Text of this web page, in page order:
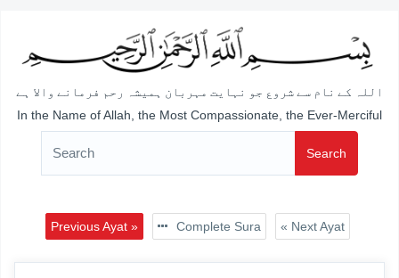
اللہ کے نام سے شروع جو نہایت مہربان ہمیشہ رحم فرمانے والا ہے
In the Name of Allah, the Most Compassionate, the Ever-Merciful
Search
Previous Ayat » Complete Sura « Next Ayat